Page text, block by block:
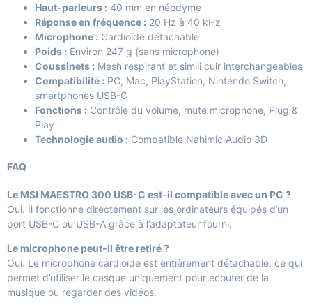
Haut-parleurs : 40 mm en néodyme
Réponse en fréquence : 20 Hz à 40 kHz
Microphone : Cardioïde détachable
Poids : Environ 247 g (sans microphone)
Coussinets : Mesh respirant et simili cuir interchangeables
Compatibilité : PC, Mac, PlayStation, Nintendo Switch,
smartphones USB-C
Fonctions : Contrôle du volume, mute microphone, Plug &
Play
Technologie audio : Compatible Nahimic Audio 3D
FAQ
Le MSI MAESTRO 300 USB-C est-il compatible avec un PC ?
Oui. Il fonctionne directement sur les ordinateurs équipés d’un
port USB-C ou USB-A grâce à l’adaptateur fourni.
Le microphone peut-il être retiré ?
Oui. Le microphone cardioïde est entièrement détachable, ce qui
permet d’utiliser le casque uniquement pour écouter de la
musique ou regarder des vidéos.